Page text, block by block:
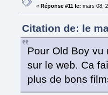
« Réponse #11 le: mars 08,
Citation de: le
Pour Old Boy
sur le web. Ca
plus de bons